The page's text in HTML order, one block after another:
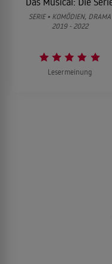
SERIE • KOMÖDIEN, DRAMA
2019 - 2022
Lesermeinung